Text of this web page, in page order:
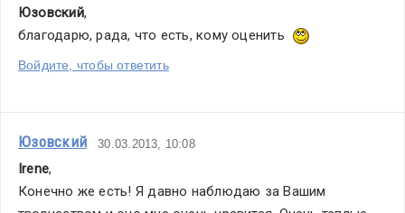
Юзовский,
благодарю, рада, что есть, кому оценить
Войдите, чтобы ответить
Юзовский 30.03.2013, 10:08
Irene,
Конечно же есть! Я давно наблюдаю за Вашим